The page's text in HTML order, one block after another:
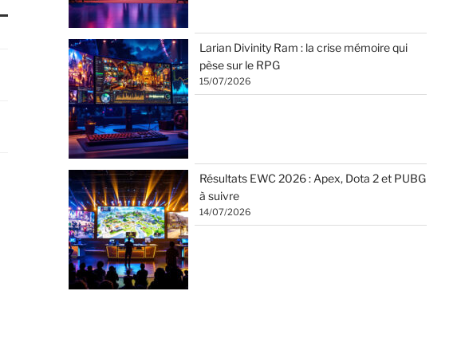
Larian Divinity Ram : la crise mémoire qui
pèse sur le RPG
15/07/2026
Résultats EWC 2026 : Apex, Dota 2 et PUBG
à suivre
14/07/2026